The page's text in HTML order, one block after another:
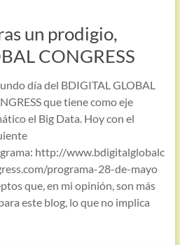
un prodigio,
CONGRESS
día del BDIGITAL GLOBAL
que tiene como eje
el Big Data. Hoy con el
http://www.bdigitalglobalc
programa-28-de-mayo
que, en mi opinión, son más
este blog, lo que no implica